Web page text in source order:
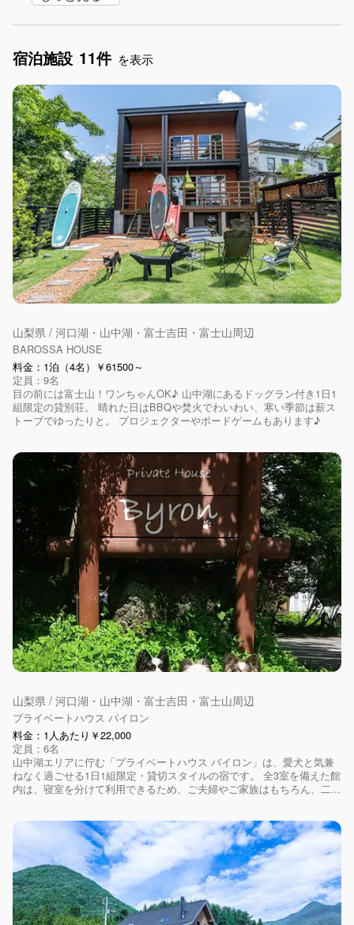
グランピング
グリーンツーリズム
アメニティ
宿泊施設 11件 を表示
山梨県 / 河口湖・山中湖・富士吉田・富士山周辺
BAROSSA HOUSE
料金：1泊（4名）￥61500～
定員：9名
目の前には富士山！ワンちゃんOK♪ 山中湖にあるドッグラン付き1日1
組限定の貸別荘。 晴れた日はBBQや焚火でわいわい、寒い季節は薪ス
トーブでゆったりと。 プロジェクターやボードゲームもあります♪
山梨県 / 河口湖・山中湖・富士吉田・富士山周辺
プライベートハウス バイロン
料金：1人あたり￥22,000
定員：6名
山中湖エリアに佇む「プライベートハウス バイロン」は、愛犬と気兼
ねなく過ごせる1日1組限定・貸切スタイルの宿です。 全3室を備えた館
内は、寝室を分けて利用できるため、ご夫婦やご家族はもちろん、二...